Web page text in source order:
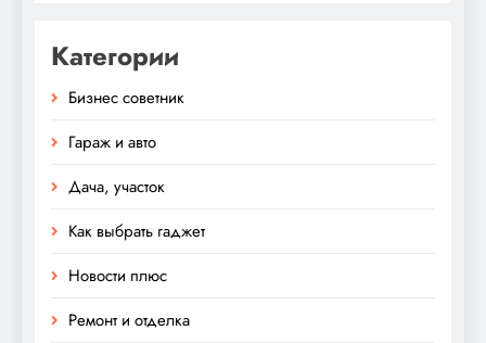
Категории
Бизнес советник
Гараж и авто
Дача, участок
Как выбрать гаджет
Новости плюс
Ремонт и отделка